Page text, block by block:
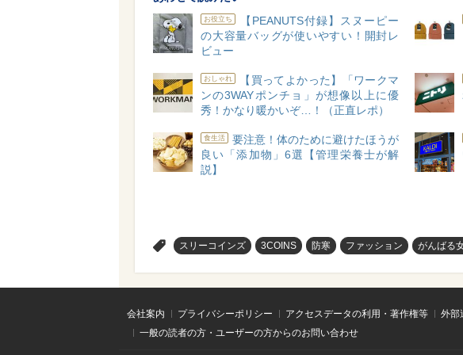
お役立ち
【PEANUTS付録】スヌーピー
の大容量バッグが使いやすい！開封レ
ビュー
おしゃれ
【買ってよかった】「ワークマ
ンの3WAYポンチョ」が想像以上に優
秀！かなり暖かいぞ…！（正直レポ）
食生活
要注意！体のために避けたほうが
良い「添加物」6選【管理栄養士が解
説】
スリーコインズ 3COINS 防寒 ファッション がんばる
会社案内 プライバシーポリシー アクセスデータの利用・著作権等 外部
一般の読者の方・ユーザーの方からのお問い合わせ